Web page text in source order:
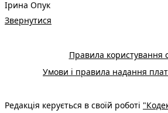
Ірина Опук
Звернутися
Правила користування
Умови і правила надання
Редакція керується в своїй роботі